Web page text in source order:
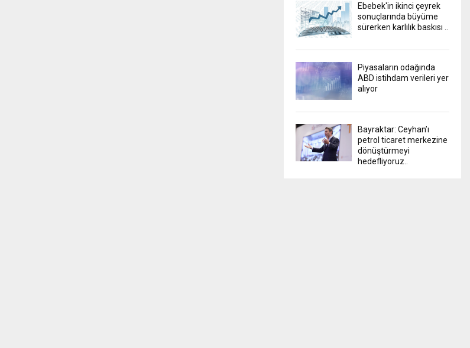
Ebebek'in ikinci çeyrek
sonuçlarında büyüme
sürerken karlılık baskısı ..
Piyasaların odağında
ABD istihdam verileri yer
alıyor
Bayraktar: Ceyhan’ı
petrol ticaret merkezine
dönüştürmeyi
hedefliyoruz..